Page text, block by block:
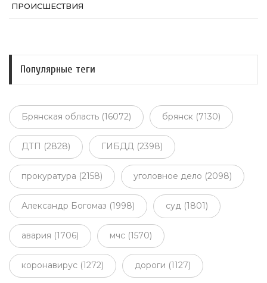
ПРОИСШЕСТВИЯ
Популярные теги
Брянская область (16072) брянск (7130)
ДТП (2828) ГИБДД (2398)
прокуратура (2158) уголовное дело (2098)
Александр Богомаз (1998) суд (1801)
авария (1706) мчс (1570)
коронавирус (1272) дороги (1127)